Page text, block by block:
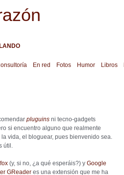
En red Fotos Humor Libros
pluguins ni tecno-gadgets
si encuentro alguno que realmente
la vida, el bloguear, pues bienvenido sea.
útil.
(y, si no, ¿a qué esperáis?) y Google
GReader es una extensión que me ha